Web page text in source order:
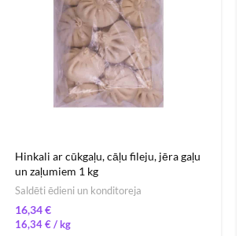
Hinkali ar cūkgaļu, cāļu fileju, jēra gaļu
un zaļumiem 1 kg
Saldēti ēdieni un konditoreja
€
16,34€ /